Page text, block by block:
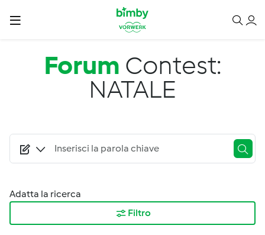
Salta al contenuto principale
Forum Contest:
NATALE
Adatta la ricerca
Filtro